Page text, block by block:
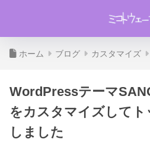
ホーム ブログ カスタマイズ
WordPressテーマ
をカスタマイズして
しました